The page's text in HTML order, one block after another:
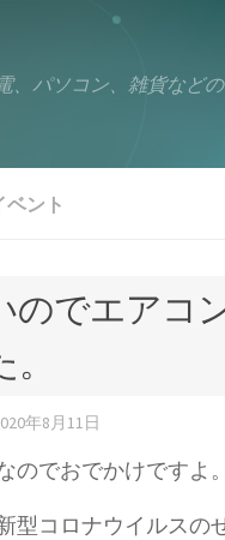
、パソコン、雑貨など
ベント
のでエアコ
年8月11日
のでおでかけですよ。
型コロナウイルスの